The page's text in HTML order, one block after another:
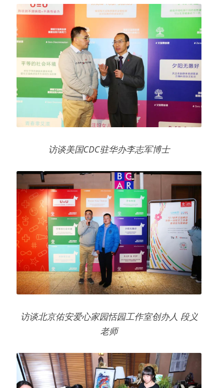
访谈美国CDC驻华办李志军博士
访谈北京佑安爱心家园恬园工作室创办人 段义
老师